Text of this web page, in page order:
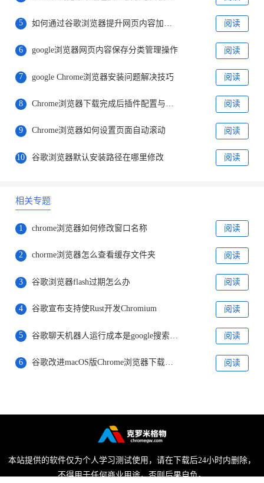
5 阅读
6 google浏览器网页内容保存分类管理操作 阅读
7 google Chrome浏览器安装问题解决技巧 阅读
8 阅读
9 Chrome浏览器如何设置页面自动滚动 阅读
10 谷歌浏览器默认安装路径在哪里修改 阅读
相关专题
1 chrome浏览器如何修改窗口名称 阅读
2 chorme浏览器怎么查看缓存文件夹 阅读
3 谷歌浏览器flash过期怎么办 阅读
4 谷歌宣布支持使Rust开发Chromium 阅读
5 阅读
6 谷歌改进macOS版Chrome浏览器下载体验 阅读
本站提供的软件仅为个人学习测试使用，请在下载后24小时内删除，
不得用于任何商业用途，否则后果自负。